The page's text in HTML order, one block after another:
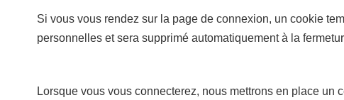
Si vous vous rendez sur la page de connexion, un cookie
personnelles et sera supprimé automatiquement à la
Lorsque vous vous connecterez, nous mettrons en place